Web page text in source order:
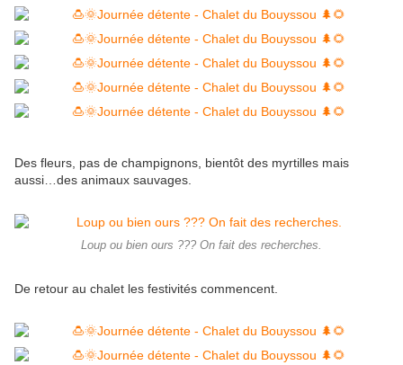
Des fleurs, pas de champignons, bientôt des myrtilles mais
aussi…des animaux sauvages.
Loup ou bien ours ??? On fait des recherches.
De retour au chalet les festivités commencent.